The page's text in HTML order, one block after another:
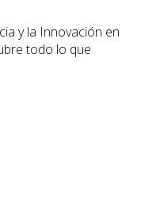
y la Innovación en
todo lo que